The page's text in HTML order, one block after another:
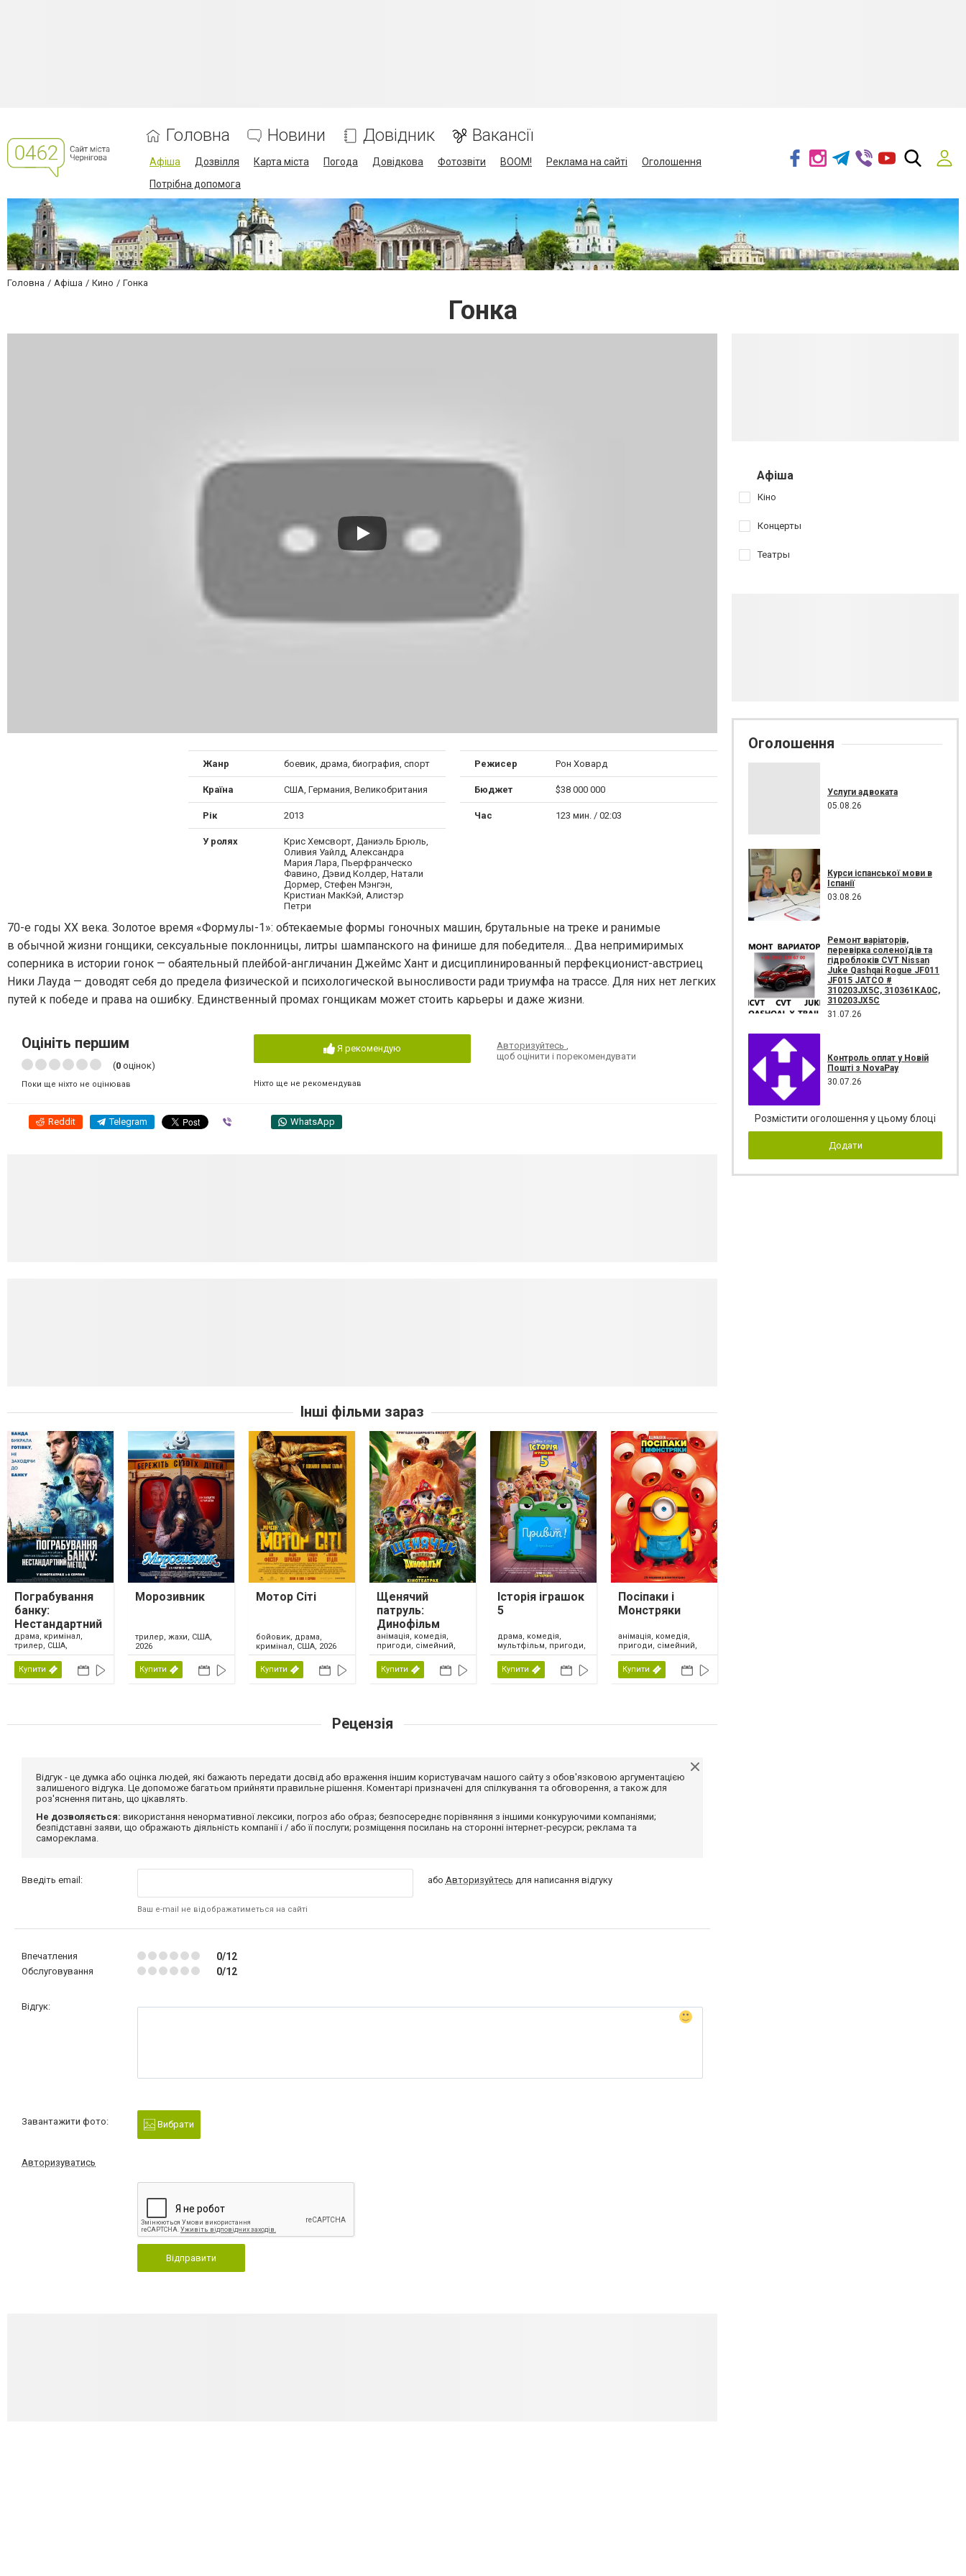
Головна Новини Довідник Вакансії
Афіша Дозвілля Карта міста Погода Довідкова Фотозвіти BOOM! Реклама на сайті
Оголошення
Потрібна допомога
Головна Афіша Кино Гонка
Гонка
Жанр боевик, драма, биография, спорт
Країна США, Германия, Великобритания
Рік 2013
У ролях
Крис Хемсворт, Даниэль Брюль,
Оливия Уайлд, Александра
Мария Лара, Пьерфранческо
Фавино, Дэвид Колдер, Натали
Дормер, Стефен Мэнгэн,
Кристиан МакКэй, Алистэр
Петри
Режисер Рон Ховард
Бюджет $38 000 000
Час 123 мин. / 02:03
70-е годы XX века. Золотое время «Формулы-1»: обтекаемые формы гоночных машин, брутальные на треке и ранимые
в обычной жизни гонщики, сексуальные поклонницы, литры шампанского на финише для победителя… Два непримиримых
соперника в истории гонок — обаятельный плейбой-англичанин Джеймс Хант и дисциплинированный перфекционист-австриец
Ники Лауда — доводят себя до предела физической и психологической выносливости ради триумфа на трассе. Для них нет легких
путей к победе и права на ошибку. Единственный промах гонщикам может стоить карьеры и даже жизни.
Оцініть першим
(0 оцінок)
Поки ще ніхто не оцінював
Я рекомендую
Ніхто ще не рекомендував
Авторизуйтесь
щоб оцінити і порекомендувати
Reddit Telegram WhatsApp
Інші фільми зараз
Пограбування
банку:
Нестандартний
метод
драма, кримінал,
трилер, США,
Великобританія,
Ірландія, 2026
Купити
Морозивник
трилер, жахи, США,
2026
Купити
Мотор Сіті
бойовик, драма,
кримінал, США, 2026
Купити
Щенячий
патруль:
Динофільм
анімація, комедія,
пригоди, сімейний,
США, 2026
Купити
Історія іграшок
5
драма, комедія,
мультфільм, пригоди,
сімейний, фентезі,
США, 2026
Купити
Посіпаки і
Монстряки
анімація, комедія,
пригоди, сімейний,
США, 2026
Купити
Рецензія
Відгук - це думка або оцінка людей, які бажають передати досвід або враження іншим користувачам нашого сайту з обов'язковою аргументацією
залишеного відгука. Це допоможе багатьом прийняти правильне рішення. Коментарі призначені для спілкування та обговорення, а також для
роз'яснення питань, що цікавлять.
Не дозволяється: використання ненормативної лексики, погроз або образ; безпосереднє порівняння з іншими конкуруючими компаніями;
безпідставні заяви, що ображають діяльність компанії і / або її послуги; розміщення посилань на сторонні інтернет-ресурси; реклама та
самореклама.
Введіть email:
Ваш e-mail не відображатиметься на сайті
або Авторизуйтесь для написання відгуку
Впечатления 0/12
Обслуговування 0/12
Відгук:
Завантажити фото: Вибрати
Авторизуватись
Відправити
Афіша
Кіно
Концерты
Театры
Оголошення
Услуги адвоката
05.08.26
Курси іспанської мови в
Іспанії
03.08.26
Ремонт варіаторів,
перевірка соленоїдів та
гідроблоків CVT Nissan
Juke Qashqai Rogue JF011
JF015 JATCO #
310203JX5C, 310361KA0C,
310203JX5C
31.07.26
Контроль оплат у Новій
Пошті з NovaPay
30.07.26
Розмістити оголошення у цьому блоці
Додати